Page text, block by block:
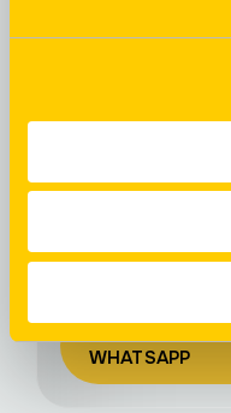
+48 694 439
WHATSAPP